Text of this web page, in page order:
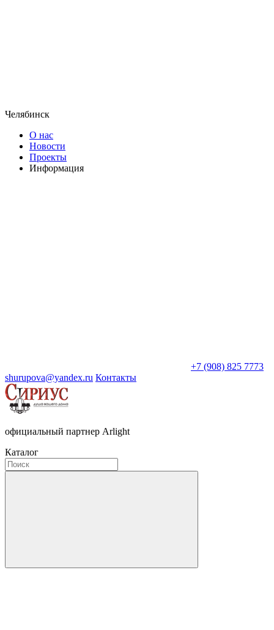
Челябинск
О нас
Новости
Проекты
Информация
+7 (908) 825 7773
shurupova@yandex.ru Контакты
официальный партнер Arlight
Каталог